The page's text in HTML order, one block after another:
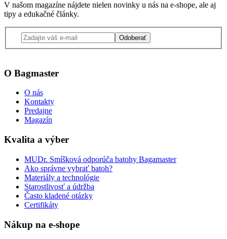
V našom magazíne nájdete nielen novinky u nás na e-shope, ale aj
tipy a edukačné články.
Odoberať
O Bagmaster
O nás
Kontakty
Predajne
Magazín
Kvalita a výber
MUDr. Smíšková odporúča batohy Bagamaster
Ako správne vybrať batoh?
Materiály a technológie
Starostlivosť a údržba
Často kladené otázky
Certifikáty
Nákup na e-shope